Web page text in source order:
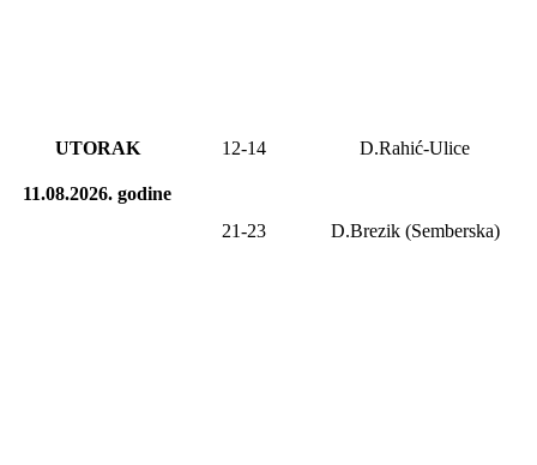
UTORAK
11.08.2026. godine
12-14 D.Rahić-Ulice
21-23 D.Brezik (Semberska)